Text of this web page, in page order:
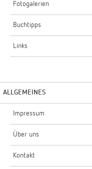
Fotogalerien
Buchtipps
Links
ALLGEMEINES
Impressum
Über uns
Kontakt